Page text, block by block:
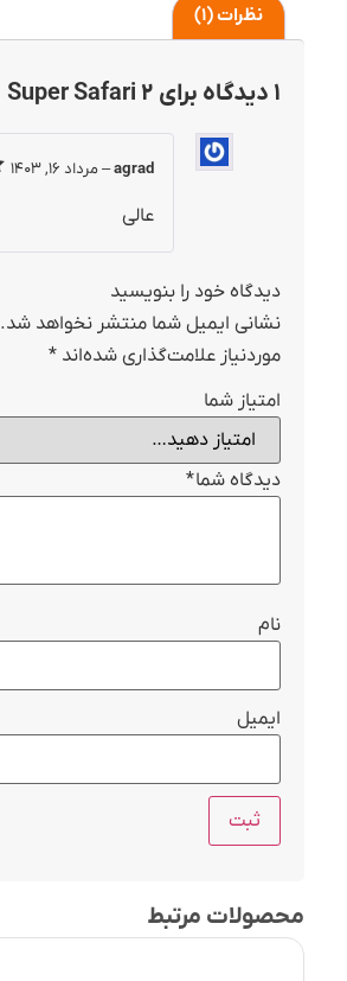
نظرات (1)
1 دیدگاه برای Super Safari 2
agrad
–مرداد 16, 1403
عالی
دیدگاه خود را بنویسید
نشانی ایمیل شما منتشر نخواهد شد.
موردنیاز علامت‌گذاری شده‌اند *
امتیاز شما
دیدگاه شما*
نام
ایمیل
محصولات مرتبط